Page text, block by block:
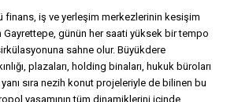
finans, iş ve yerleşim merkezlerinin kesişim
Gayrettepe, günün her saati yüksek bir tempo
sahne olur. Büyükdere
plazaları, holding binaları, hukuk büroları
sıra nezih konut projeleriyle de bilinen bu
yaşamının tüm dinamiklerini içinde